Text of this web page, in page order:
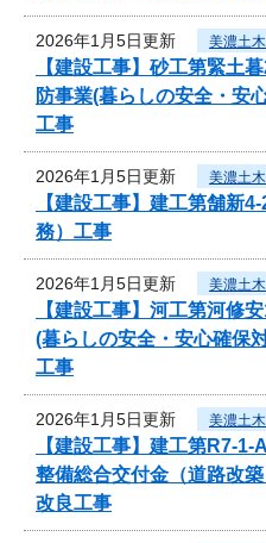
2026年1月5日更新 美濃土
【建設工事】砂工第緊土
防事業(暮らしの安全・
工事
2026年1月5日更新 美濃土
【建設工事】建工第舗新
務）工事
2026年1月5日更新 美濃土
【建設工事】河工第河修
(暮らしの安全・安心確保
工事
2026年1月5日更新 美濃土
【建設工事】建工第R7-
整備総合交付金（道路改
改良工事